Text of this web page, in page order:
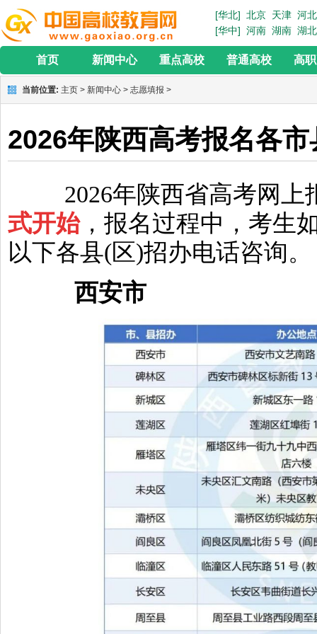
[华北] 北京 天津 河北
[华中] 河南 湖南 湖北
首页 新闻中心 重点高校 普通高校 高
当前位置: 主页 > 新闻中心 > 志愿填报 >
2026年陕西高考报名各
2026年陕西省高考网上
式开始，报名过程中，考生
以下各县(区)招办电话咨询。
西安市